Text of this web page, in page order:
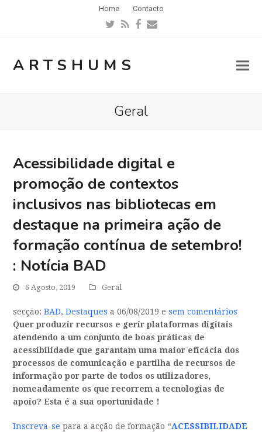
Home Contacto
Twitter
RSSFacebook
Email
ARTSHUMS
Geral
Acessibilidade digital e
promoção de contextos
inclusivos nas bibliotecas em
destaque na primeira ação de
formação contínua de setembro!
: Notícia BAD
6 Agosto, 2019 Geral
secção:BAD,Destaques a 06/08/2019 esem comentários
Quer produzir recursos e gerir plataformas digitais
atendendo a um conjunto de boas práticas de
acessibilidade que garantam uma maior eficácia dos
processos de comunicação e partilha de recursos de
informação por parte de todos os utilizadores,
nomeadamente os que recorrem a tecnologias de
apoio? Esta é a sua oportunidade !
Inscreva-se para a acção de formação “ACESSIBILIDADE